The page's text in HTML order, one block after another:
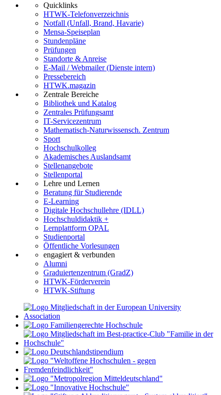
Quicklinks
HTWK-Telefonverzeichnis
Notfall (Unfall, Brand, Havarie)
Mensa-Speiseplan
Stundenpläne
Prüfungen
Standorte & Anreise
E-Mail / Webmailer (Dienste intern)
Pressebereich
HTWK.magazin
Zentrale Bereiche
Bibliothek und Katalog
Zentrales Prüfungsamt
IT-Servicezentrum
Mathematisch-Naturwissensch. Zentrum
Sport
Hochschulkolleg
Akademisches Auslandsamt
Stellenangebote
Stellenportal
Lehre und Lernen
Beratung für Studierende
E-Learning
Digitale Hochschullehre (IDLL)
Hochschuldidaktik +
Lernplattform OPAL
Studienportal
Öffentliche Vorlesungen
engagiert & verbunden
Alumni
Graduiertenzentrum (GradZ)
HTWK-Förderverein
HTWK-Stiftung